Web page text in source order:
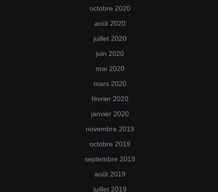
octobre 2020
août 2020
juillet 2020
juin 2020
mai 2020
mars 2020
février 2020
janvier 2020
novembre 2019
octobre 2019
septembre 2019
août 2019
juillet 2019